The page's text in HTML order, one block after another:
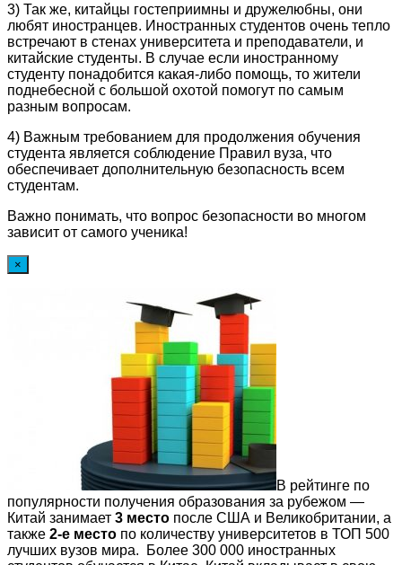
3) Так же, китайцы гостеприимны и дружелюбны, они
любят иностранцев. Иностранных студентов очень тепло
встречают в стенах университета и преподаватели, и
китайские студенты. В случае если иностранному
студенту понадобится какая-либо помощь, то жители
поднебесной с большой охотой помогут по самым
разным вопросам.
4) Важным требованием для продолжения обучения
студента является соблюдение Правил вуза, что
обеспечивает дополнительную безопасность всем
студентам.
Важно понимать, что вопрос безопасности во многом
зависит от самого ученика!
×
В рейтинге по
популярности получения образования за рубежом —
Китай занимает 3 место после США и Великобритании, а
также 2-е место по количеству университетов в ТОП 500
лучших вузов мира. Более 300 000 иностранных